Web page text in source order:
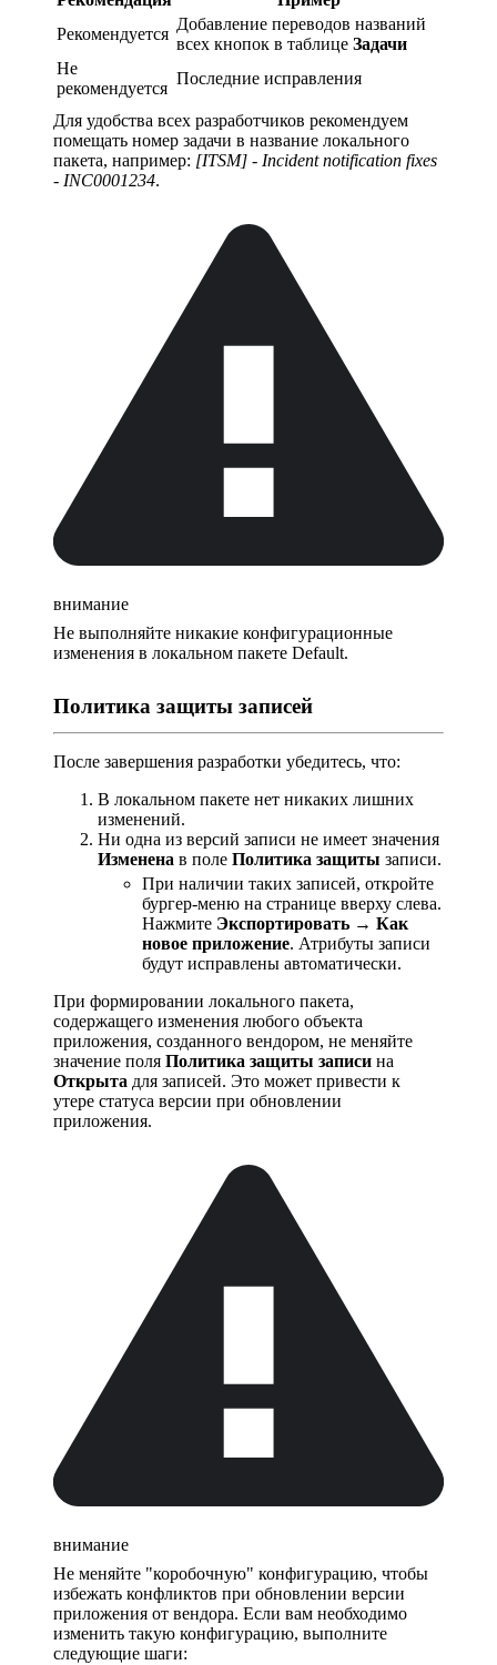
Рекомендуется
Добавление переводов названий
всех кнопок в таблице Задачи
Не
рекомендуется
Последние исправления
Для удобства всех разработчиков рекомендуем
помещать номер задачи в название локального
пакета, например: [ITSM] - Incident notification fixes
- INC0001234.
внимание
Не выполняйте никакие конфигурационные
изменения в локальном пакете Default.
Политика защиты записей
После завершения разработки убедитесь, что:
В локальном пакете нет никаких лишних
изменений.
Ни одна из версий записи не имеет значения
Изменена в поле Политика защиты записи.
При наличии таких записей, откройте
бургер-меню на странице вверху слева.
Нажмите Экспортировать → Как
новое приложение. Атрибуты записи
будут исправлены автоматически.
При формировании локального пакета,
содержащего изменения любого объекта
приложения, созданного вендором, не меняйте
значение поля Политика защиты записи на
Открыта для записей. Это может привести к
утере статуса версии при обновлении
приложения.
внимание
Не меняйте "коробочную" конфигурацию, чтобы
избежать конфликтов при обновлении версии
приложения от вендора. Если вам необходимо
изменить такую конфигурацию, выполните
следующие шаги: